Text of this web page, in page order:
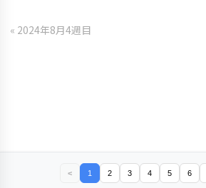
« 2024年8月4週目
< 1 2 3 4 5 6